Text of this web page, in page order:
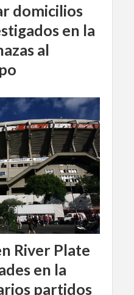
domicilios
en la
al
River Plate
en la
partidos